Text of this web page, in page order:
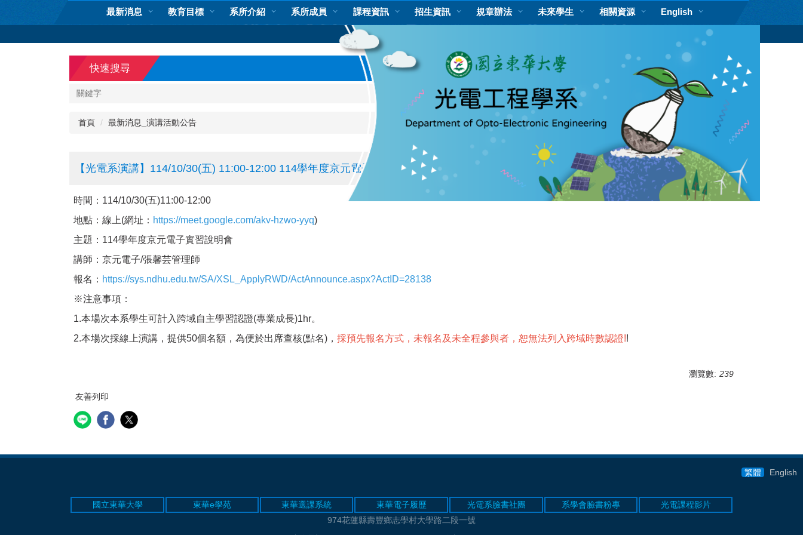
要
最新消息 教育目標 系所介紹 系所成員 課程資訊 招生資訊 規章辦法 未來學生 相關資源 English
快速搜尋
搜尋
首頁 最新消息_演講活動公告
【光電系演講】114/10/30(五) 11:00-12:00 114學年度京元電子實習說明會(線上)
時間：114/10/30(五)11:00-12:00
地點：線上(網址： https://meet.google.com/akv-hzwo-yyq)
主題：114學年度京元電子實習說明會
講師：京元電子/張馨芸管理師
報名： https://sys.ndhu.edu.tw/SA/XSL_ApplyRWD/ActAnnounce.aspx?ActID=28138
※注意事項：
1.本場次本系學生可計入跨域自主學習認證(專業成長)1hr。
2.本場次採線上演講，提供50個名額，為便於出席查核(點名)， 採預先報名方式，未報名及未全程參與者，恕無法列入跨域時數認證!!
瀏覽數: 239
友善列印
繁體 English
國立東華大學 東華e學苑 東華選課系統 東華電子履歷 光電系臉書社團 系學會臉書粉專
光電課程影片
974花蓮縣壽豐鄉志學村大學路二段一號